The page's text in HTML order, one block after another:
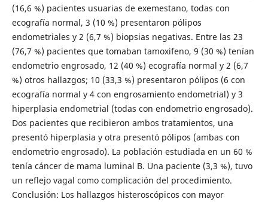
(16,6 %) pacientes usuarias de exemestano, todas con
ecografía normal, 3 (10 %) presentaron pólipos
endometriales y 2 (6,7 %) biopsias negativas. Entre las 23
(76,7 %) pacientes que tomaban tamoxifeno, 9 (30 %) tenían
endometrio engrosado, 12 (40 %) ecografía normal y 2 (6,7
%) otros hallazgos; 10 (33,3 %) presentaron pólipos (6 con
ecografía normal y 4 con engrosamiento endometrial) y 3
hiperplasia endometrial (todas con endometrio engrosado).
Dos pacientes que recibieron ambos tratamientos, una
presentó hiperplasia y otra presentó pólipos (ambas con
endometrio engrosado). La población estudiada en un 60 %
tenía cáncer de mama luminal B. Una paciente (3,3 %), tuvo
un reflejo vagal como complicación del procedimiento.
Conclusión: Los hallazgos histeroscópicos con mayor